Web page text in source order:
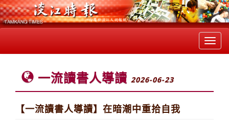
一流讀書人導讀 2026-06-23
【一流讀書人導讀】在暗潮中重拾自我